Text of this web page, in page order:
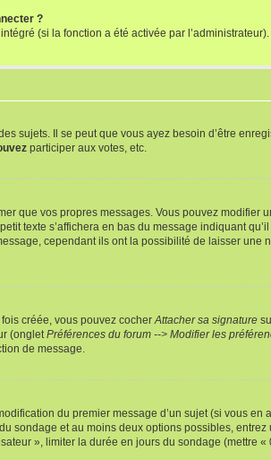
?
(si la fonction a été activée par
sujets. Il se peut que vous ayez besoin d’être
participer aux votes, etc.
que vos propres messages. Vous pouvez
texte s’affichera en bas du message indiquant
cependant ils ont la possibilité de laisser
fois créée, vous pouvez cocherAttacher sa signature
(ongletPréférences du forum --> Modifier les
de message.
du premier message d’un sujet (si vous en
sondage et au moins deux options possibles,
», limiter la durée en jours du sondage